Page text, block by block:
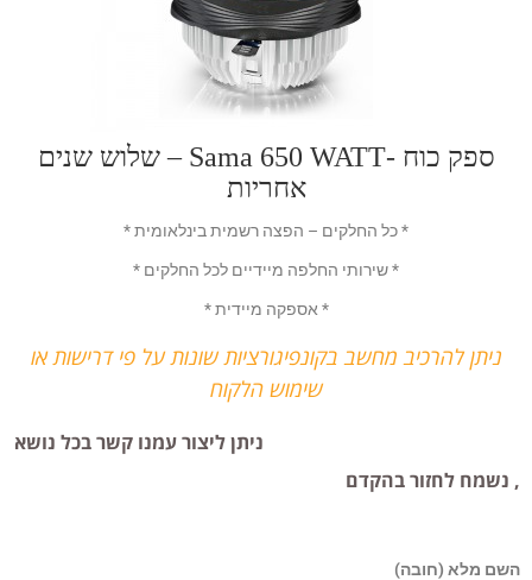
ספק כוח -Sama 650 WATT – שלוש שנים
אחריות
* כל החלקים – הפצה רשמית בינלאומית *
* שירותי החלפה מיידיים לכל החלקים *
* אספקה מיידית *
ניתן להרכיב מחשב בקונפיגורציות שונות על פי דרישות או
שימוש הלקוח
ניתן ליצור עמנו קשר בכל נושא
, נשמח לחזור בהקדם
השם מלא (חובה)